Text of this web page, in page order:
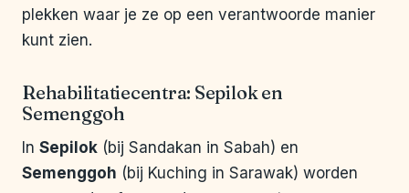
plekken waar je ze op een verantwoorde manier
kunt zien.
Rehabilitatiecentra: Sepilok en
Semenggoh
In Sepilok (bij Sandakan in Sabah) en
Semenggoh (bij Kuching in Sarawak) worden